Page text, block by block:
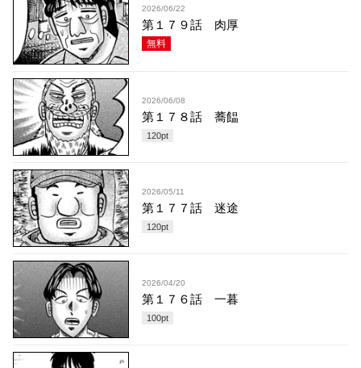
2026/06/22
第１７９話 肉厚
無料
2026/06/08
第１７８話 蕎饂
120pt
2026/05/11
第１７７話 迷途
120pt
2026/04/20
第１７６話 一暮
100pt